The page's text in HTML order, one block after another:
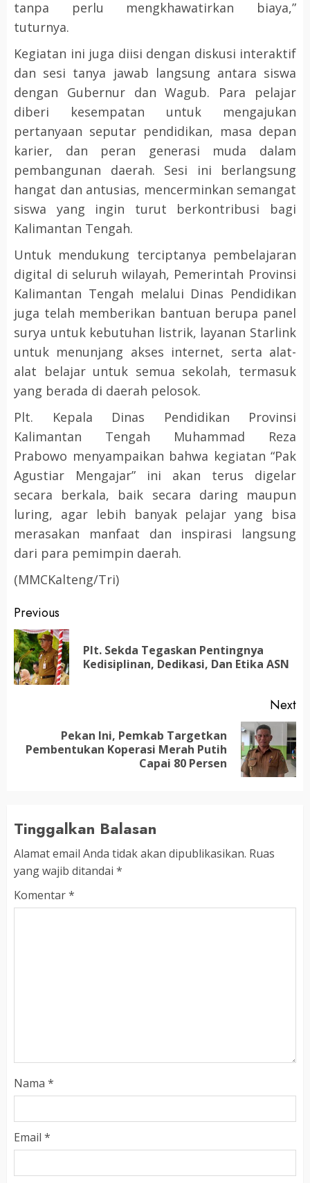
tanpa perlu mengkhawatirkan biaya,”
tuturnya.
Kegiatan ini juga diisi dengan diskusi interaktif
dan sesi tanya jawab langsung antara siswa
dengan Gubernur dan Wagub. Para pelajar
diberi kesempatan untuk mengajukan
pertanyaan seputar pendidikan, masa depan
karier, dan peran generasi muda dalam
pembangunan daerah. Sesi ini berlangsung
hangat dan antusias, mencerminkan semangat
siswa yang ingin turut berkontribusi bagi
Kalimantan Tengah.
Untuk mendukung terciptanya pembelajaran
digital di seluruh wilayah, Pemerintah Provinsi
Kalimantan Tengah melalui Dinas Pendidikan
juga telah memberikan bantuan berupa panel
surya untuk kebutuhan listrik, layanan Starlink
untuk menunjang akses internet, serta alat-
alat belajar untuk semua sekolah, termasuk
yang berada di daerah pelosok.
Plt. Kepala Dinas Pendidikan Provinsi
Kalimantan Tengah Muhammad Reza
Prabowo menyampaikan bahwa kegiatan “Pak
Agustiar Mengajar” ini akan terus digelar
secara berkala, baik secara daring maupun
luring, agar lebih banyak pelajar yang bisa
merasakan manfaat dan inspirasi langsung
dari para pemimpin daerah.
(MMCKalteng/Tri)
Post
navigation
Previous
Plt. Sekda Tegaskan Pentingnya
Kedisiplinan, Dedikasi, Dan Etika ASN
Next
Next
Pekan Ini, Pemkab Targetkan
Pembentukan Koperasi Merah Putih
Capai 80 Persen
Tinggalkan Balasan
Alamat email Anda tidak akan dipublikasikan. Ruas
yang wajib ditandai *
Komentar*
Nama *
Email *